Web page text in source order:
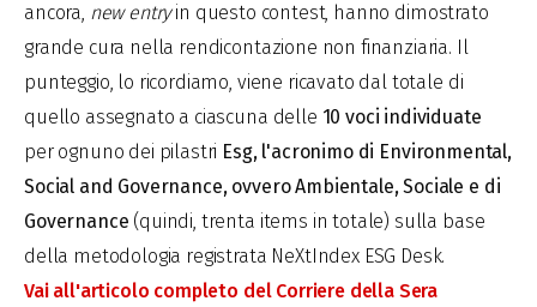
ancora, new entryin questo contest, hanno dimostrato
grande cura nella rendicontazione non finanziaria. Il
punteggio, lo ricordiamo, viene ricavato dal totale di
quello assegnato a ciascuna delle 10 voci individuate
per ognuno dei pilastri Esg,l'acronimo di Environmental,
Social and Governance, ovvero Ambientale, Sociale e di
Governance (quindi, trenta items in totale) sulla base
della metodologia registrata NeXtIndex ESG Desk.
Vai all'articolo completo del Corriere della Sera